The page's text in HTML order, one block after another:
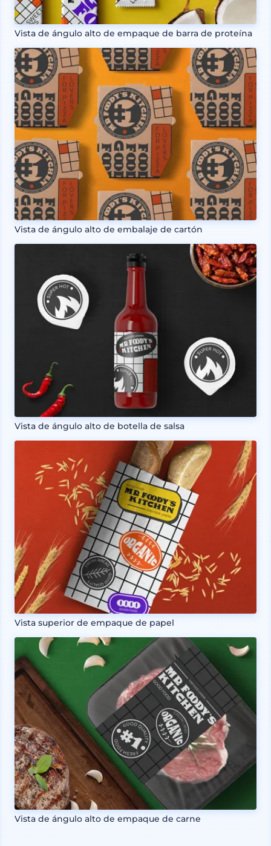
Vista de ángulo alto de empaque de barra de proteína
Vista de ángulo alto de embalaje de cartón
Vista de ángulo alto de botella de salsa
Vista superior de empaque de papel
Vista de ángulo alto de empaque de carne